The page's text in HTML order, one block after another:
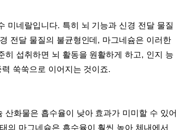
미네랄입니다. 특히 뇌 기능과 신경 전달 물질
전달 물질의 불균형인데, 마그네슘은 이러한
섭취하면 뇌 활동을 원활하게 하고, 인지 능
쑥쑥으로 이어지는 것이죠.
화물은 흡수율이 낮아 효과가 미미할 수 있어
의 마그네슘은 흡수율이 훨씬 높아 체내에서